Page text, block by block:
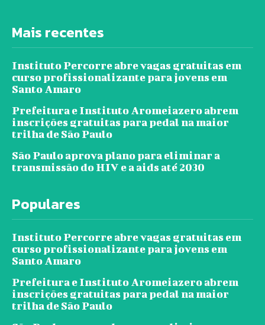
Mais recentes
Instituto Percorre abre vagas gratuitas em
curso profissionalizante para jovens em
Santo Amaro
Prefeitura e Instituto Aromeiazero abrem
inscrições gratuitas para pedal na maior
trilha de São Paulo
São Paulo aprova plano para eliminar a
transmissão do HIV e a aids até 2030
Populares
Instituto Percorre abre vagas gratuitas em
curso profissionalizante para jovens em
Santo Amaro
Prefeitura e Instituto Aromeiazero abrem
inscrições gratuitas para pedal na maior
trilha de São Paulo